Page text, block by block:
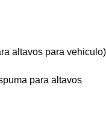
altavos para vehiculo)